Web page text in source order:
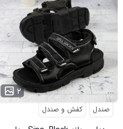
۲ ...
صندل کفش و صندل